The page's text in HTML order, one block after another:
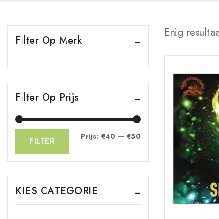
Enig
Filter Op Merk
Filter Op Prijs
FILTER Prijs: €40 — €50
KIES CATEGORIE